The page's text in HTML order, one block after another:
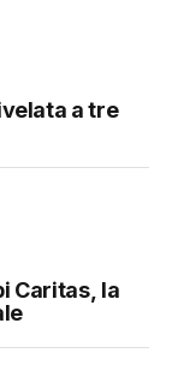
a tre
Caritas, la